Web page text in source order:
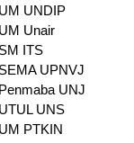
UNDIP
Unair
ITS
UPNVJ
UNJ
UNS
PTKIN